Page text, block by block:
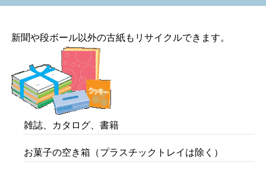
新聞や段ボール以外の古紙もリサイクルできます。
雑誌、カタログ、書籍
お菓子の空き箱（プラスチックトレイは除く）